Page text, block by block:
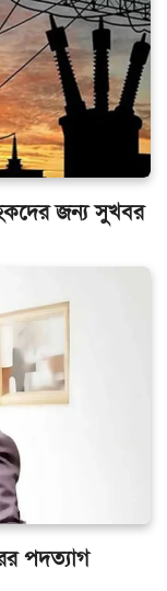
জন্য সুখবর
পদত্যাগ